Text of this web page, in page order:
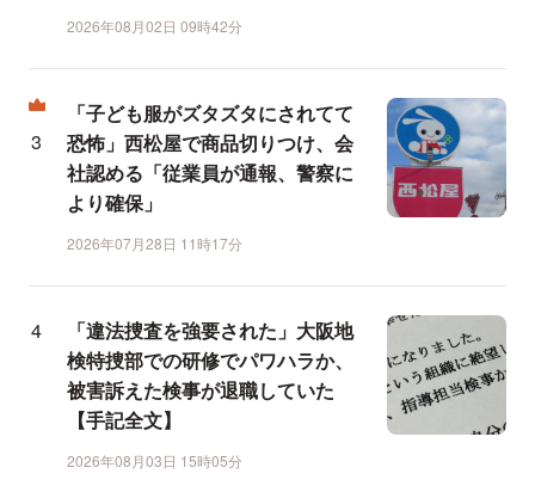
2026年08月02日 09時42分
「子ども服がズタズタにされてて
恐怖」西松屋で商品切りつけ、会
社認める「従業員が通報、警察に
より確保」
2026年07月28日 11時17分
「違法捜査を強要された」大阪地
検特捜部での研修でパワハラか、
被害訴えた検事が退職していた
【手記全文】
2026年08月03日 15時05分